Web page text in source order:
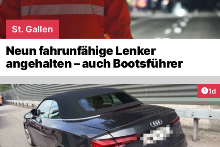
St. Gallen
Neun fahrunfähige Lenker
angehalten – auch Bootsführer
1d